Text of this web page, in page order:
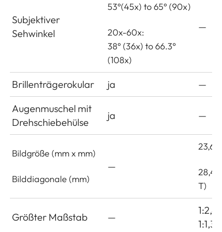
Subjektiver
Sehwinkel
53°(45x) to 65° (90x)
20x-60x:
38° (36x) to 66.3°
(108x)
—
Brillenträgerokular ja
—
Augenmuschel mit
Drehschiebehülse
ja —
Bildgröße (mm x mm)
Bilddiagonale (mm)
—
23,6
28,4
T)
Größter Maßstab —
1:2,4
1:1,3